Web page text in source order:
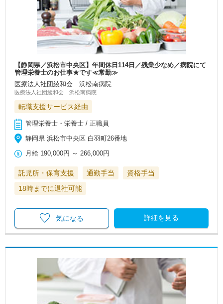
【静岡県／浜松市中央区】年間休日114日／残業少なめ／病院にて
管理栄養士のお仕事★です≪常勤≫
医療法人社団綾和会 浜松南病院
医療法人社団綾和会 浜松南病院
転職支援サービス経由
管理栄養士・栄養士 / 正職員
静岡県 浜松市中央区 白羽町26番地
月給 190,000円 ～266,000円
託児所・保育支援 通勤手当
資格手当
18時までに退社可能
詳細を見る
気になる